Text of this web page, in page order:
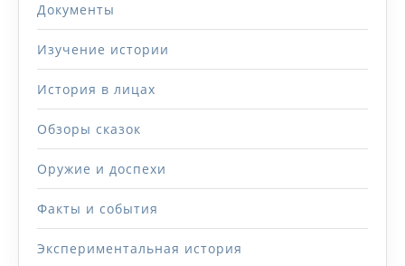
Документы
Изучение истории
История в лицах
Обзоры сказок
Оружие и доспехи
Факты и события
Экспериментальная история